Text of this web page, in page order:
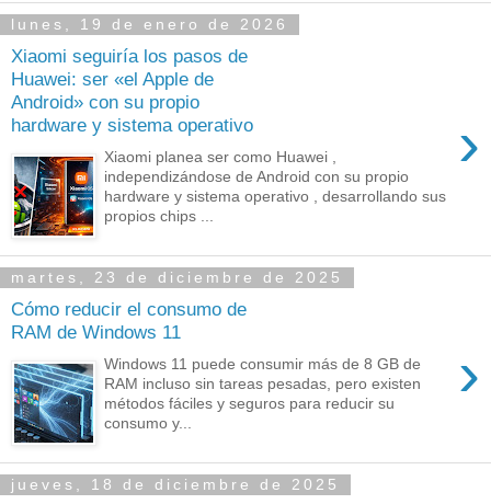
lunes, 19 de enero de 2026
Xiaomi seguiría los pasos de
Huawei: ser «el Apple de
Android» con su propio
hardware y sistema operativo
›
Xiaomi planea ser como Huawei ,
independizándose de Android con su propio
hardware y sistema operativo , desarrollando sus
propios chips ...
martes, 23 de diciembre de 2025
Cómo reducir el consumo de
RAM de Windows 11
›
Windows 11 puede consumir más de 8 GB de
RAM incluso sin tareas pesadas, pero existen
métodos fáciles y seguros para reducir su
consumo y...
jueves, 18 de diciembre de 2025